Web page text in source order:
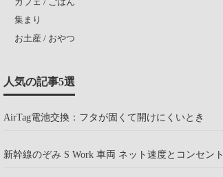
集まり
お土産 / おやつ
人気の記事5選
AirTag電池交換：フタが固くて開けにくいとき
新幹線のぞみ S Work 車両 ネット速度とコンセント